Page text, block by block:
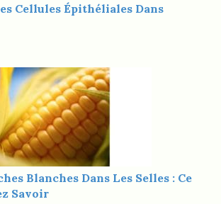
Cellules Épithéliales Dans
Blanches Dans Les Selles : Ce
Savoir